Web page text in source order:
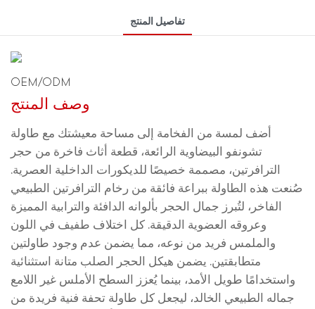
تفاصيل المنتج
OEM/ODM
وصف المنتج
أضف لمسة من الفخامة إلى مساحة معيشتك مع طاولة
تشونفو البيضاوية الرائعة، قطعة أثاث فاخرة من حجر
الترافرتين، مصممة خصيصًا للديكورات الداخلية العصرية.
صُنعت هذه الطاولة ببراعة فائقة من رخام الترافرتين الطبيعي
الفاخر، لتُبرز جمال الحجر بألوانه الدافئة والترابية المميزة
وعروقه العضوية الدقيقة. كل اختلاف طفيف في اللون
والملمس فريد من نوعه، مما يضمن عدم وجود طاولتين
متطابقتين. يضمن هيكل الحجر الصلب متانة استثنائية
واستخدامًا طويل الأمد، بينما يُعزز السطح الأملس غير اللامع
جماله الطبيعي الخالد، ليجعل كل طاولة تحفة فنية فريدة من